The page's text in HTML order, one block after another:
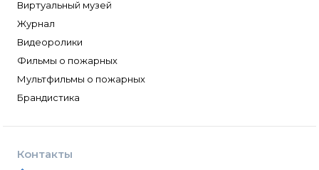
Виртуальный музей
Журнал
Видеоролики
Фильмы о пожарных
Мультфильмы о пожарных
Брандистика
Контакты